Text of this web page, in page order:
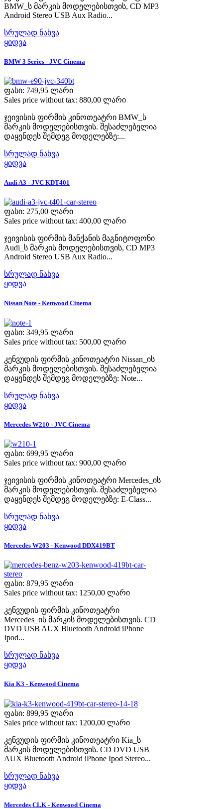
BMW_ს მარკის მოდელებისთვის, CD MP3
Android Stereo USB Aux Radio...
სრულად ნახვა
ყიდვა
BMW 3 Series - JVC Cinema
ფასი: 749,95 ლარი
Sales price without tax: 880,00 ლარი
ჯეივისის ფირმის კინოთეატრი BMW_ს
მარკის მოდელებისთვის. შესაძლებელია
დაყენდეს შემდეგ მოდელებზე:...
სრულად ნახვა
ყიდვა
Audi A3 - JVC KDT401
ფასი: 275,00 ლარი
Sales price without tax: 400,00 ლარი
ჯეივისის ფირმის მანქანის მაგნიტოფონი
Audi_ს მარკის მოდელებისთვის, CD MP3
Android Stereo USB Aux Radio...
სრულად ნახვა
ყიდვა
Nissan Note - Kenwood Cinema
ფასი: 349,95 ლარი
Sales price without tax: 500,00 ლარი
კენვუდის ფირმის კინოთეატრი Nissan_ის
მარკის მოდელებისთვის. შესაძლებელია
დაყენდეს შემდეგ მოდელებზე: Note...
სრულად ნახვა
ყიდვა
Mercedes W210 - JVC Cinema
ფასი: 699,95 ლარი
Sales price without tax: 900,00 ლარი
ჯეივისის ფირმის კინოთეატრი Mercedes_ის
მარკის მოდელებისთვის. შესაძლებელია
დაყენდეს შემდეგ მოდელებზე: E-Class...
სრულად ნახვა
ყიდვა
Mercedes W203 - Kenwood DDX419BT
ფასი: 879,95 ლარი
Sales price without tax: 1250,00 ლარი
კენვუდის ფირმის კინოთეატრი
Mercedes_ის მარკის მოდელებისთვის. CD
DVD USB AUX Bluetooth Android iPhone
Ipod...
სრულად ნახვა
ყიდვა
Kia K3 - Kenwood Cinema
ფასი: 899,95 ლარი
Sales price without tax: 1200,00 ლარი
კენვუდის ფირმის კინოთეატრი Kia_ს
მარკის მოდელებისთვის. CD DVD USB
AUX Bluetooth Android iPhone Ipod Stereo...
სრულად ნახვა
ყიდვა
Mercedes CLK - Kenwood Cinema